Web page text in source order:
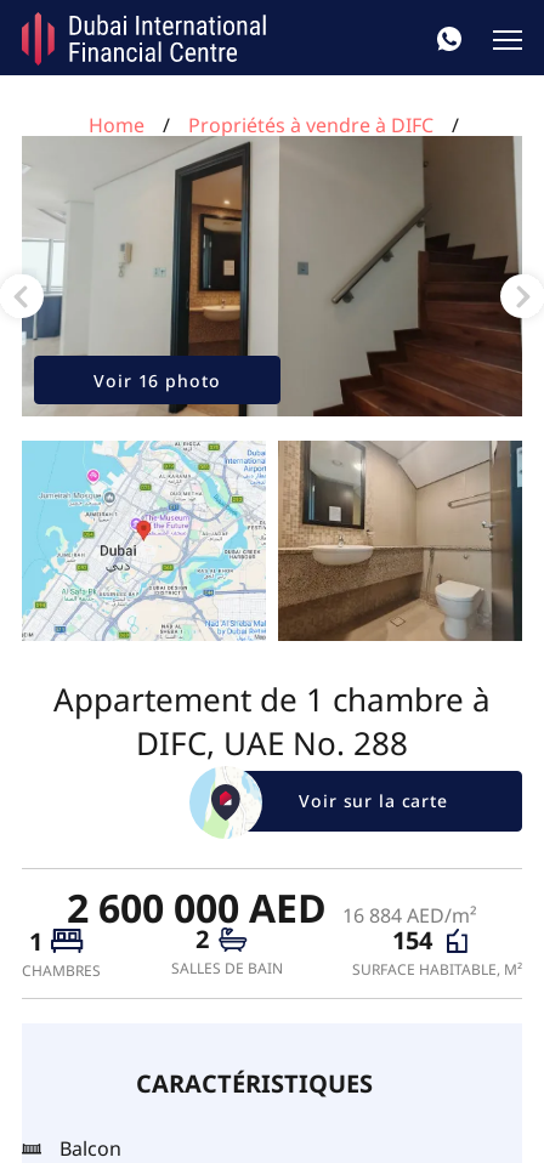
Home
Propriétés à vendre à DIFC
Appartement de 1 chambre à DIFC, UAE No. 288
Voir 16 photo
Appartement de 1 chambre à
DIFC, UAE No. 288
Voir sur la carte
2 600 000 AED 16 884 AED/m²
1
CHAMBRES
2
SALLES DE BAIN
154
SURFACE HABITABLE, M²
CARACTÉRISTIQUES
Balcon